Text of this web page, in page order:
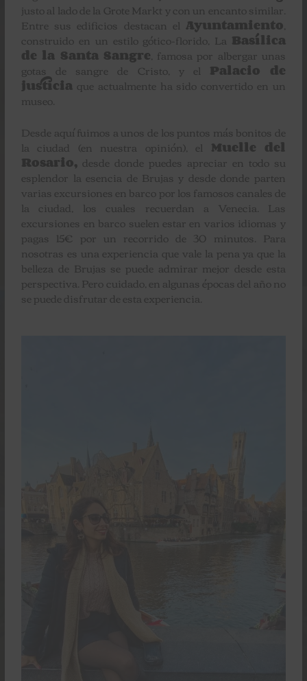
justo al lado de la Grote Markt y con un encanto similar.
Entre sus edificios destacan el Ayuntamiento
construido en un estilo gótico-florido, La Basílica
de la Santa Sangre , famosa por albergar unas
gotas de sangre de Cristo, y el Palacio de
justicia que actualmente ha sido convertido en un
museo.
Desde aquí fuimos a unos de los puntos más bonitos de
la ciudad (en nuestra opinión), el Muelle del
Rosario, desde donde puedes apreciar en todo su
esplendor la esencia de Brujas y desde donde parten
varias excursiones en barco por los famosos canales de
la ciudad, los cuales recuerdan a Venecia. Las
excursiones en barco suelen estar en varios idiomas y
pagas 15€ por un recorrido de 30 minutos. Para
nosotras es una experiencia que vale la pena ya que la
belleza de Brujas se puede admirar mejor desde esta
perspectiva. Pero cuidado, en algunas épocas del año no
se puede disfrutar de esta experiencia.